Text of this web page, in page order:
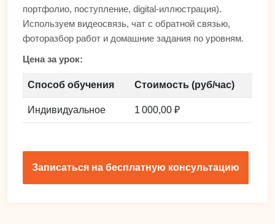
портфолио, поступление, digital-иллюстрация).
Используем видеосвязь, чат с обратной связью,
фоторазбор работ и домашние задания по уровням.
Цена за урок:
Способ обучения Стоимость (руб/час)
Индивидуальное 1 000,00 ₽
Записаться на бесплатную консультацию